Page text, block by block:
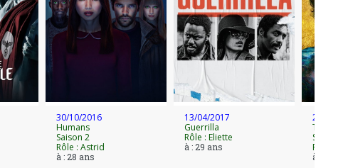
30/10/2016
Humans
Saison 2
Rôle : Astrid
à : 28 ans
13/04/2017
Guerrilla
Rôle : Eliette
à : 29 ans
25/03/
Trust
Saison
Rôle :
à : 30